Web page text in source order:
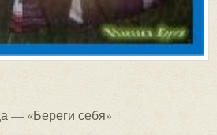
— «Береги себя»